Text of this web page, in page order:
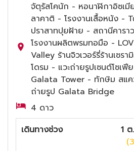
จัตุรัสโคนัก - หอนาฬิกาอิซเมี
ลาคาติ - โรงงานเสื้อหนัง -
ปราสาทปุยฝ้าย - สถานีคาร
โรงงานผลิตพรมทอมือ -
Valley ร้านจิวเวอร์รี่ร้านเซ
โดรม - แวะถ่ายรูปเซนต์โซเ
Galata Tower - ทักษิม สแ
ถ่ายรูป Galata Bridge
4 ดาว
เดินทางช่วง
1
(3